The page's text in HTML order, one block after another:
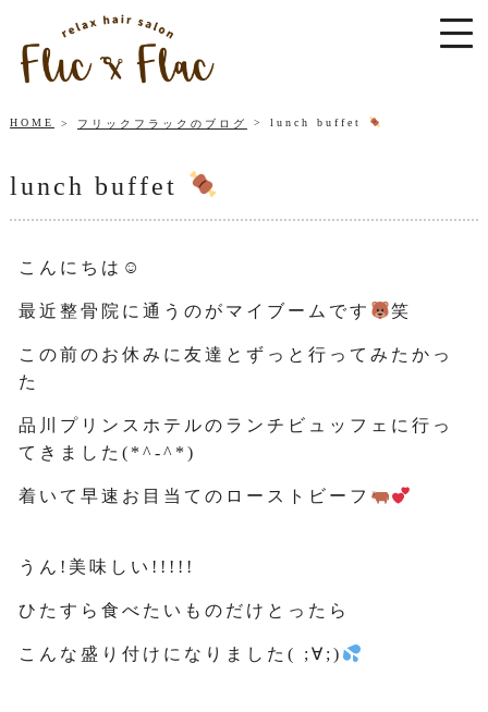
HOME フリックフラックのブログ lunch buffet
lunch buffet
こんにちは☺
最近整骨院に通うのがマイブームです 笑
この前のお休みに友達とずっと行ってみたかっ
た
品川プリンスホテルのランチビュッフェに行っ
てきました(*^-^*)
着いて早速お目当てのローストビーフ
うん!美味しい!!!!!
ひたすら食べたいものだけとったら
こんな盛り付けになりました( ;∀;)